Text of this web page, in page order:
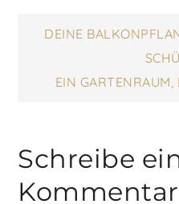
DEINE
EIN
Schreibe
Kommentar